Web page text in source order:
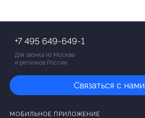
+7 495 649-649-1
Для звонка из Москвы
и регионов России
Связаться с нами
МОБИЛЬНОЕ ПРИЛОЖЕНИЕ